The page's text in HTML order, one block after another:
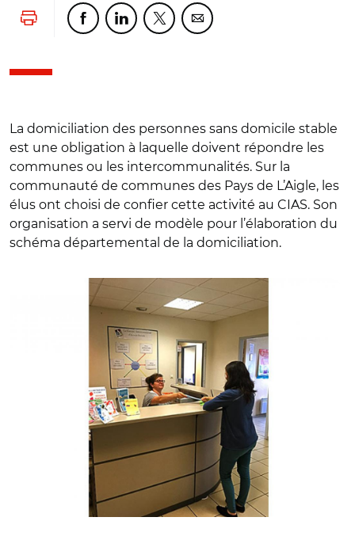
Lancer l'impressionPartager cette page sur Facebook
Partager cette page sur Linkedin
Partager cette page sur Twitter
Partager cette page sur
La domiciliation des personnes sans domicile stable
est une obligation à laquelle doivent répondre les
communes ou les intercommunalités. Sur la
communauté de communes des Pays de L’Aigle, les
élus ont choisi de confier cette activité au CIAS. Son
organisation a servi de modèle pour l’élaboration du
schéma départemental de la domiciliation.